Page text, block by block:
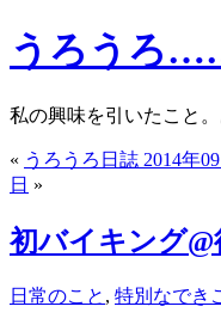
うろうろ
私の興味を引いたこと
« うろうろ日誌 2014年
日 »
初バイキング@
日常のこと , 特別なでき